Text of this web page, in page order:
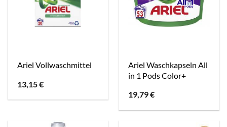
Ariel Vollwaschmittel
13,15€
Ariel Waschkapseln All
in 1 Pods Color+
19,79€